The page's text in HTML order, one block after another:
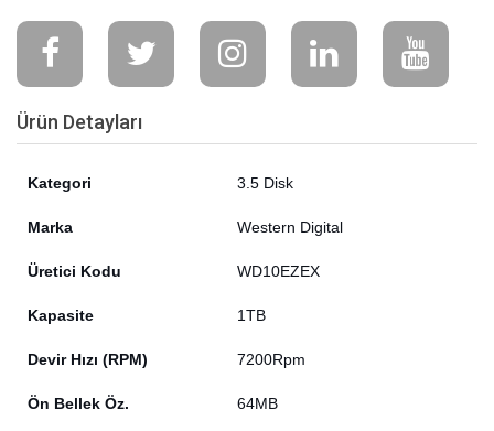
Ürün Detayları
Kategori 3.5 Disk
Marka Western Digital
Üretici Kodu WD10EZEX
Kapasite 1TB
Devir Hızı (RPM) 7200Rpm
Ön Bellek Öz. 64MB